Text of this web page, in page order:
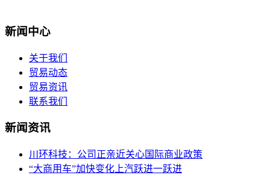
新闻中心
关于我们
贸易动态
贸易资讯
联系我们
新闻资讯
川环科技：公司正亲近关心国际商业政策
“大商用车”加快变化上汽跃进一跃进